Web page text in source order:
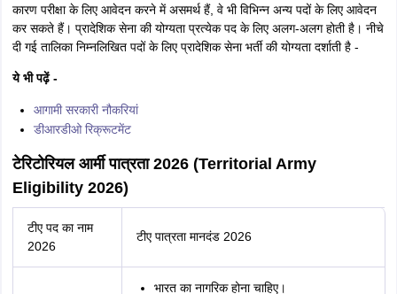
कारण परीक्षा के लिए आवेदन करने में असमर्थ हैं, वे भी विभिन्न अन्य पदों के लिए आवेदन
कर सकते हैं। प्रादेशिक सेना की योग्यता प्रत्येक पद के लिए अलग-अलग होती है। नीचे
दी गई तालिका निम्नलिखित पदों के लिए प्रादेशिक सेना भर्ती की योग्यता दर्शाती है -
ये भी पढ़ें -
आगामी सरकारी नौकरियां
डीआरडीओ रिक्रूटमेंट
टेरिटोरियल आर्मी पात्रता 2026 (Territorial Army
Eligibility 2026)
टीए पद का नाम
2026
टीए पात्रता मानदंड 2026
भारत का नागरिक होना चाहिए।